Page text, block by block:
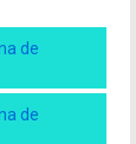
de
de